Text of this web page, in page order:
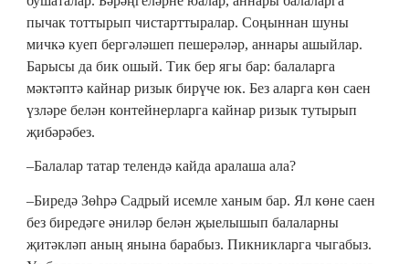
пычак тоттырып чистарттыралар. Соңыннан шуны
мичкә куеп бергәләшеп пешерәләр, аннары ашыйлар.
Барысы да бик ошый. Тик бер ягы бар: балаларга
мәктәптә кайнар ризык бирүче юк. Без аларга көн саен
үзләре белән контейнерларга кайнар ризык тутырып
җибәрәбез.
–Балалар татар телендә кайда аралаша ала?
–Биредә Зөһрә Садрый исемле ханым бар. Ял көне саен
без биредәге әниләр белән җыелышып балаларны
җитәкләп аның янына барабыз. Пикникларга чыгабыз.